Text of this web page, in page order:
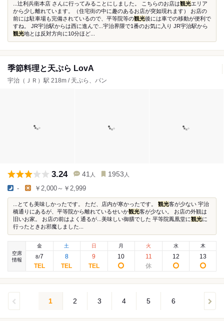
...辻利兵衛本店 さんに行ってみることにしました。 こちらのお店は観光エリア
から少し離れています。（住宅街の中に趣のあるお店が突如現れます） お店の
前には駐車場も完備されているので、平等院等の観光後には車での移動が便利で
すね。 JR宇治駅からは西に進んで...宇治界隈で1番のお気に入り JR宇治駅から
観光地とは反対方向に10分ほど...
季節料理と天ぷら LovA
宇治（ＪＲ）駅 218m / 天ぷら、パン
3.24 41 人 1953 人
- ￥2,000～￥2,999
...とても美味しかったです。 ただ、店内が寒かったです。 観光客が少ない 宇治
橋通りにあるが、平等院から離れているせいか観光客が少ない。 お店の外観は
旧いお家。 お店の前はよく通るが...美味しい御膳でした 平等院鳳凰堂に観光に
行ったときお邪魔しました...
空席
情報
金
8/7
土
8
日
9
月
10
火
11
水
12
木
13
1 2 3 4 5 6